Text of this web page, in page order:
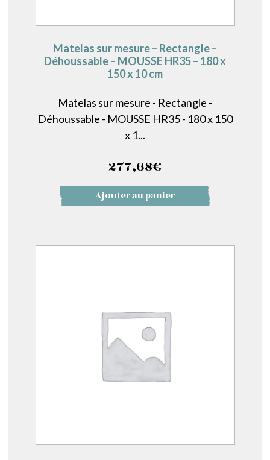
Matelas sur mesure – Rectangle –
Déhoussable – MOUSSE HR35 – 180 x
150 x 10 cm
Matelas sur mesure - Rectangle -
Déhoussable - MOUSSE HR35 - 180 x 150
x 1...
277,68€
Ajouter au panier